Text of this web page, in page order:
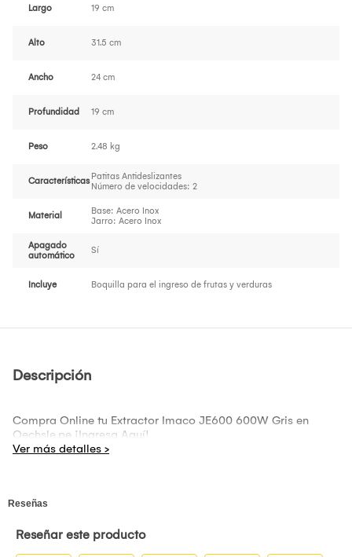
Largo 19 cm
Alto 31.5 cm
Ancho 24 cm
Profundidad 19 cm
Peso 2.48 kg
Características Patitas Antideslizantes
Número de velocidades: 2
Material
Base: Acero Inox
Jarro: Acero Inox
Apagado
automático
Sí
Incluye Boquilla para el ingreso de frutas y verduras
Descripción
Compra Online tu Extractor Imaco JE600 600W Gris en
Oechsle.pe ¡Ingresa Aquí!